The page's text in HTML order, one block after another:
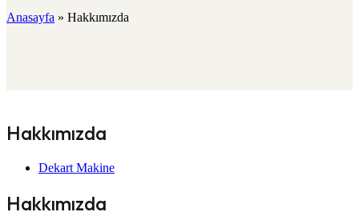
Anasayfa » Hakkımızda
Hakkımızda
Dekart Makine
Hakkımızda